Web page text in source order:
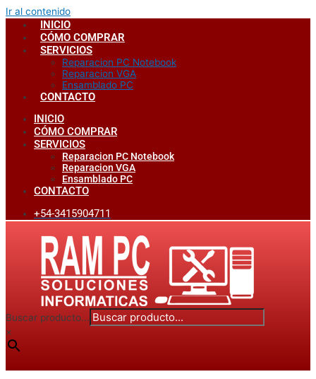
Ir al contenido
INICIO
CÓMO COMPRAR
SERVICIOS
Reparacion PC Notebook
Reparacion VGA
Ensamblado PC
CONTACTO
INICIO
CÓMO COMPRAR
SERVICIOS
Reparacion PC Notebook
Reparacion VGA
Ensamblado PC
CONTACTO
+54-3415904711
Buscar producto...
×